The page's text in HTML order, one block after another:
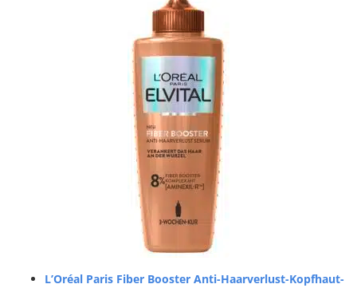
L’Oréal Paris Fiber Booster Anti-Haarverlust-Kopfhaut-